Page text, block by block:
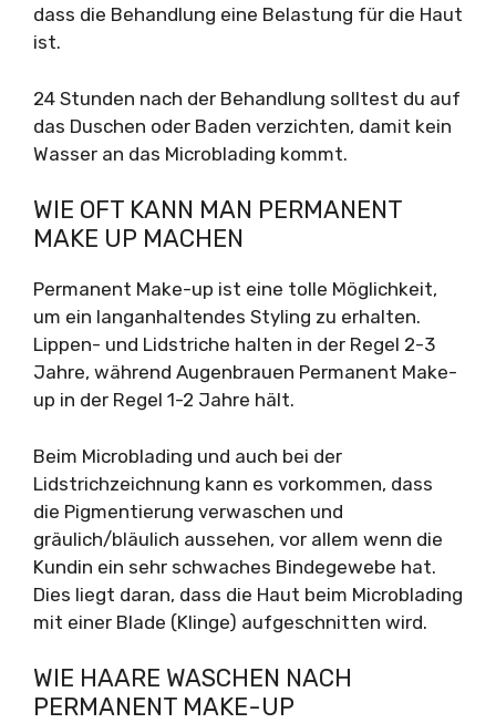
dass die Behandlung eine Belastung für die Haut
ist.
24 Stunden nach der Behandlung solltest du auf
das Duschen oder Baden verzichten, damit kein
Wasser an das Microblading kommt.
WIE OFT KANN MAN PERMANENT
MAKE UP MACHEN
Permanent Make-up ist eine tolle Möglichkeit,
um ein langanhaltendes Styling zu erhalten.
Lippen- und Lidstriche halten in der Regel 2-3
Jahre, während Augenbrauen Permanent Make-
up in der Regel 1-2 Jahre hält.
Beim Microblading und auch bei der
Lidstrichzeichnung kann es vorkommen, dass
die Pigmentierung verwaschen und
gräulich/bläulich aussehen, vor allem wenn die
Kundin ein sehr schwaches Bindegewebe hat.
Dies liegt daran, dass die Haut beim Microblading
mit einer Blade (Klinge) aufgeschnitten wird.
WIE HAARE WASCHEN NACH
PERMANENT MAKE-UP